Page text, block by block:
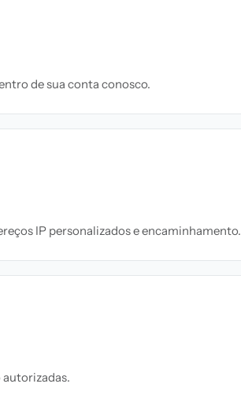
de sua conta conosco.
IP personalizados e encaminhamento.